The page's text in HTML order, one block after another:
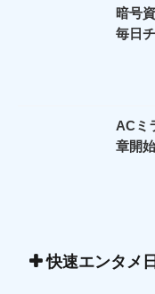
暗号
毎日
ACミ
章開始
快速エンタメ